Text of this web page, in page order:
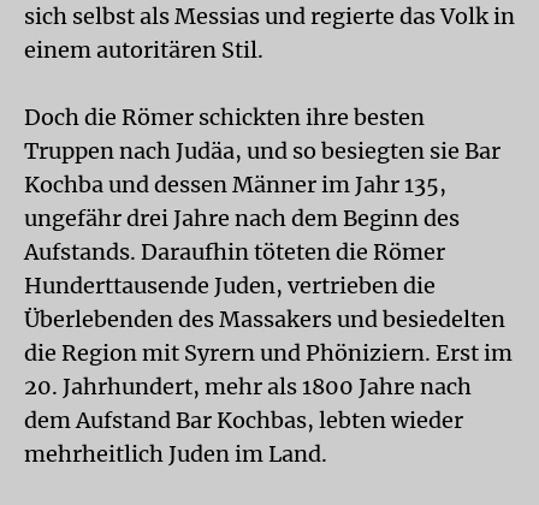
sich selbst als Messias und regierte das Volk in
einem autoritären Stil.
Doch die Römer schickten ihre besten
Truppen nach Judäa, und so besiegten sie Bar
Kochba und dessen Männer im Jahr 135,
ungefähr drei Jahre nach dem Beginn des
Aufstands. Daraufhin töteten die Römer
Hunderttausende Juden, vertrieben die
Überlebenden des Massakers und besiedelten
die Region mit Syrern und Phöniziern. Erst im
20. Jahrhundert, mehr als 1800 Jahre nach
dem Aufstand Bar Kochbas, lebten wieder
mehrheitlich Juden im Land.